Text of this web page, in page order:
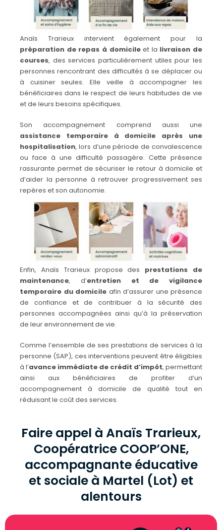
Anaïs Trarieux intervient également pour la
préparation de repas à domicileet la livraison de
courses, des services particulièrement utiles pour les
personnes rencontrant des difficultés à se déplacer ou
à cuisiner seules. Elle veille à accompagner les
bénéficiaires dans le respect de leurs habitudes de vie
et de leurs besoins spécifiques.
Son accompagnement comprend aussi une
assistance temporaire à domicile après une
hospitalisation, lors d’une période de convalescence
ou face à une difficulté passagère. Cette présence
rassurante permet de sécuriser le retour à domicile et
d’aider la personne à retrouver progressivement ses
repères et son autonomie.
Enfin, Anaïs Trarieux propose des prestations de
maintenance, d’entretien et de vigilance
temporaire du domicile afin d’assurer une présence
de confiance et de contribuer à la sécurité des
personnes accompagnées ainsi qu’à la préservation
de leur environnement de vie.
Comme l’ensemble de ses prestations de services à la
personne (SAP), ces interventions peuvent être éligibles
à l’avance immédiate de crédit d’impôt, permettant
ainsi aux bénéficiaires de profiter d’un
accompagnement à domicile de qualité tout en
réduisant le coût des services.
Faire appel à Anaïs Trarieux,
Coopératrice COOP’ONE,
accompagnante éducative
et sociale à Martel (Lot) et
alentours